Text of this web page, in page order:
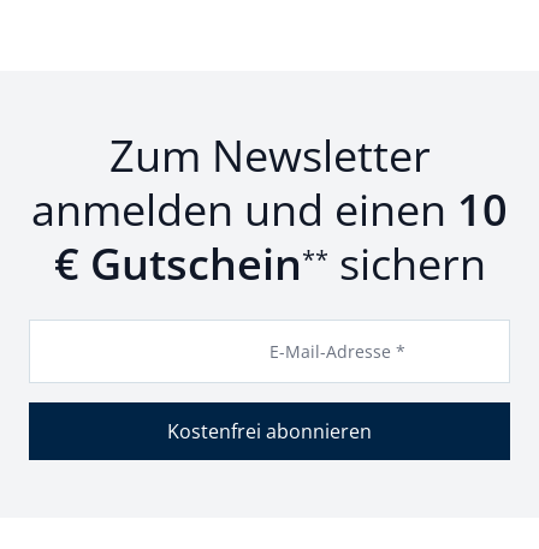
Zum Newsletter
anmelden und einen 10
€ Gutschein** sichern
E-Mail-Adresse *
Kostenfrei abonnieren